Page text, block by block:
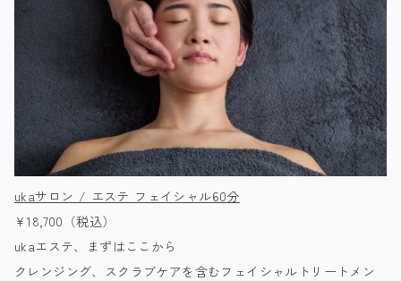
ukaサロン / エステ フェイシャル60分
¥18,700（税込）
ukaエステ、まずはここから
クレンジング、スクラブケアを含むフェイシャルトリートメン